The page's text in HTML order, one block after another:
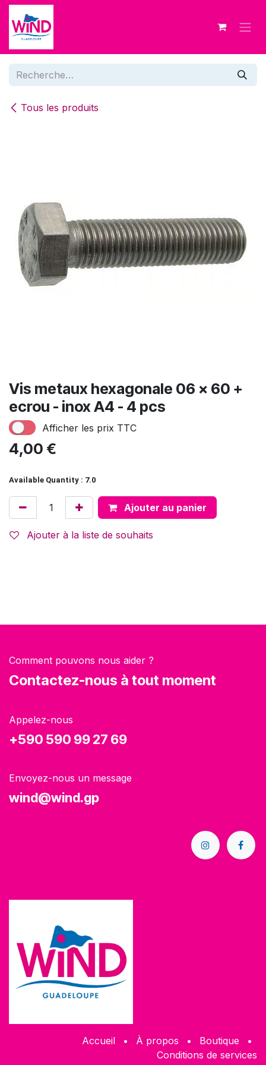
Se rendre au contenu
Tous les produits
Vis metaux hexagonale 06 x 60 +
ecrou - inox A4 - 4 pcs
Afficher les prix TTC
4,00 €
Available Quantity : 7.0
Ajouter au panier
Ajouter à la liste de souhaits
Comment pouvons nous aider ?
Contactez-nous à tout moment
Appelez-nous
+590 590 99 27 69
Envoyez-nous un message
wind@wind.gp
Accueil • À propos • Boutique
•
Conditions de services